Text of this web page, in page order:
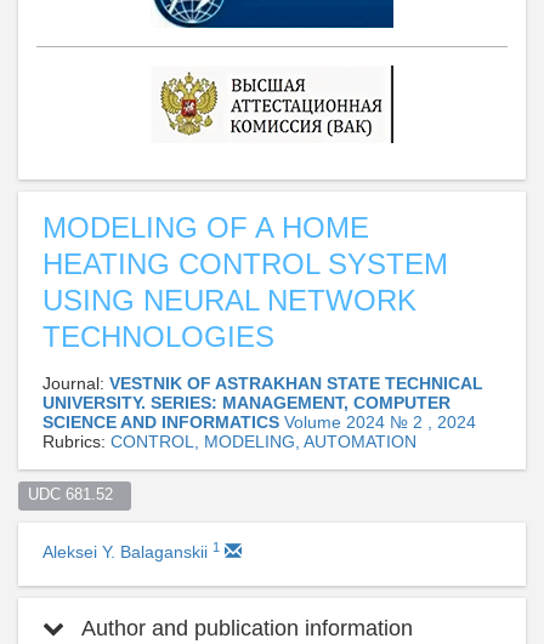
MODELING OF A HOME
HEATING CONTROL SYSTEM
USING NEURAL NETWORK
TECHNOLOGIES
Journal: VESTNIK OF ASTRAKHAN STATE TECHNICAL
UNIVERSITY. SERIES: MANAGEMENT, COMPUTER
SCIENCE AND INFORMATICS Volume 2024 № 2 , 2024
Rubrics: CONTROL, MODELING, AUTOMATION
UDC 681.52
Aleksei Y. Balaganskii 1
Author and publication information